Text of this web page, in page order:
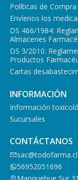
Políticas de
Envíenos los
DS 466/1984:
Almacenes
DS 3/2010:
Productos
Cartas
INFORMACIÓN
Información
Sucursales
CONTÁCTANOS
sac@todofarma.cl
56952051696